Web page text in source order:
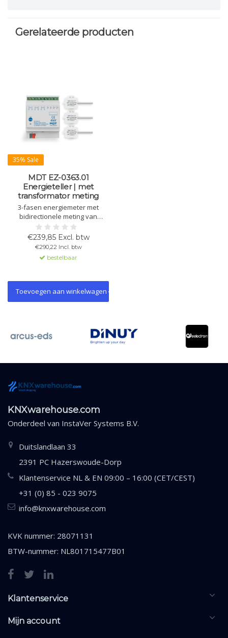
Gerelateerde producten
35% Sale
MDT EZ-0363.01
Energieteller | met
transformator meting
3-fasen energiemeter met
bidirectionele meting van
energieverbruik en -opwekking.
Meet actief, blind en
schijnvermogen, spanning,
stroom en vermogensfactor cos
phi. Geschikt voor een- en
A stroomtransformatoren.
€239,85 Excl. btw
€290,22 Incl. btw
bestelbaar
Toevoegen aan winkelwagen
KNXwarehouse.com
Onderdeel van InstaVer Systems B.V.
Duitslandlaan 33
2391 PC Hazerswoude-Dorp
Klantenservice NL & EN 09:00 – 16:00 (CET/CEST)
+31 (0) 85 - 023 9075
info@knxwarehouse.com
KVK nummer: 28071131
BTW-nummer: NL801715477B01
Klantenservice
Mijn account